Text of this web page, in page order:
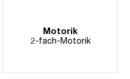
Motorik
2-fach-Motorik